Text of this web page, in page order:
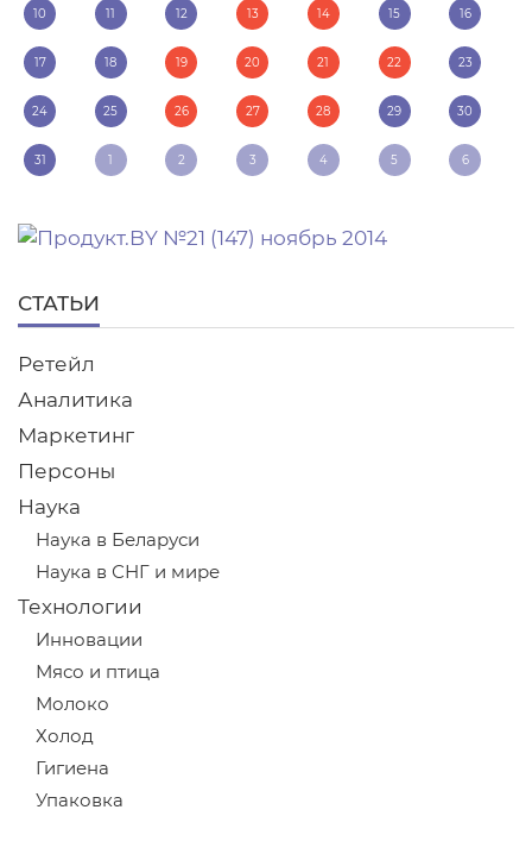
10 11 12 13 14 15 16
17 18 19 20 21 22 23
24 25 26 27 28 29 30
31 1 2 3 4 5 6
СТАТЬИ
Ретейл
Аналитика
Маркетинг
Персоны
Наука
Наука в Беларуси
Наука в СНГ и мире
Технологии
Инновации
Мясо и птица
Молоко
Холод
Гигиена
Упаковка